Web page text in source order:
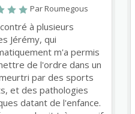
Par Roumegous
à plusieurs
Jérémy, qui
m'a permis
de l'ordre dans un
par des sports
et des pathologies
datant de l'enfance.